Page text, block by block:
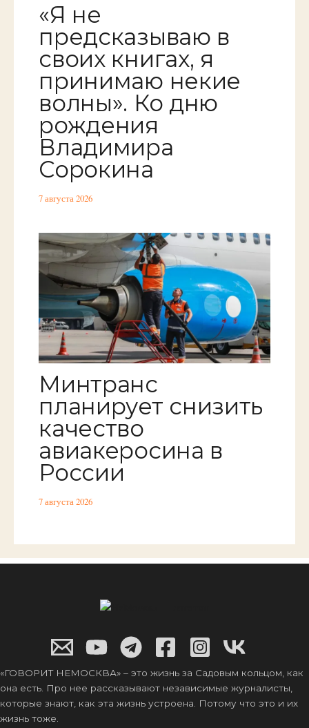
«Я не
предсказываю в
своих книгах, я
принимаю некие
волны». Ко дню
рождения
Владимира
Сорокина
7 августа 2026
Минтранс
планирует снизить
качество
авиакеросина в
России
7 августа 2026
«ГОВОРИТ НЕМОСКВА» – это жизнь за Садовым кольцом, как
она есть. Про нее рассказывают независимые журналисты,
которые знают, как эта жизнь устроена. Потому что это и их
жизнь тоже.